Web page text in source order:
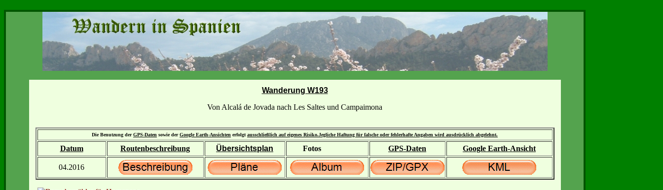
Wanderung W193
Von Alcalá de Jovada nach Les Saltes und Campaimona
Die Benutzung derGPS-Daten sowie derGoogle Earth-Ansichten erfolgt ausschließlich auf eigenes Risiko.Jegliche Haftung für falsche oder fehlerhafte Angaben wird ausdrücklich abgelehnt.
Datum Routenbeschreibung Übersichtsplan Fotos GPS-Daten Google Earth-Ansicht
04.2016